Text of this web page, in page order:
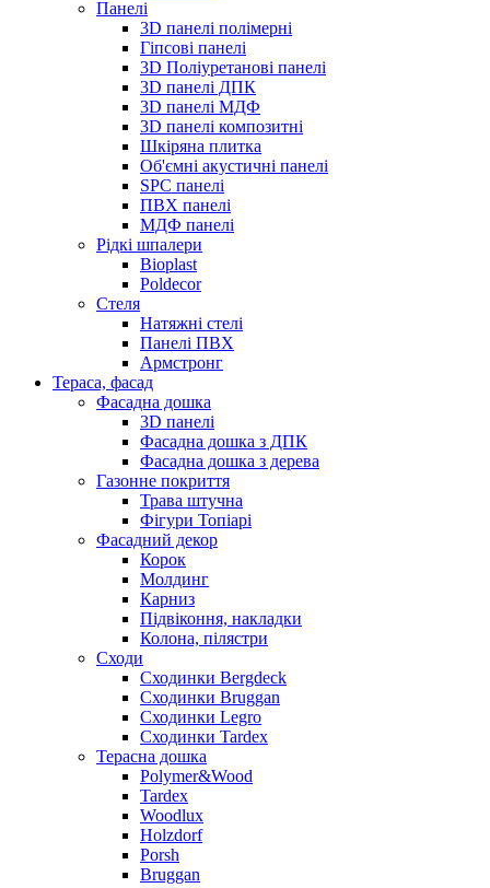
Панелі
3D панелі полімерні
Гіпсові панелі
3D Поліуретанові панелі
3D панелі ДПК
3D панелі МДФ
3D панелі композитні
Шкіряна плитка
Об'ємні акустичні панелі
SPC панелі
ПВХ панелі
МДФ панелі
Рідкі шпалери
Bioplast
Poldecor
Стеля
Натяжні стелі
Панелі ПВХ
Армстронг
Тераса, фасад
Фасадна дошка
3D панелі
Фасадна дошка з ДПК
Фасадна дошка з дерева
Газонне покриття
Трава штучна
Фігури Топіарі
Фасадний декор
Корок
Молдинг
Карниз
Підвіконня, накладки
Колона, пілястри
Сходи
Сходинки Bergdeck
Сходинки Bruggan
Сходинки Legro
Сходинки Tardex
Терасна дошка
Polymer&Wood
Tardex
Woodlux
Holzdorf
Porsh
Bruggan